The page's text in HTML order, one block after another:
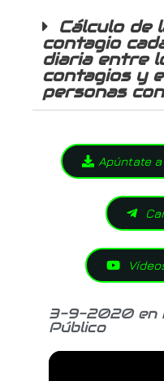
Cálculo de
contagio
diaria entre
contagios y
personas
Apúntate
3-9-2020 en
Público